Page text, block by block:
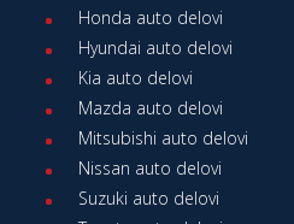
Honda auto delovi
Hyundai auto delovi
Kia auto delovi
Mazda auto delovi
Mitsubishi auto delovi
Nissan auto delovi
Suzuki auto delovi